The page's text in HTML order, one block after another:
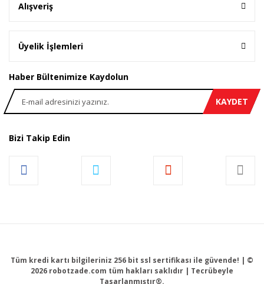
Alışveriş
Üyelik İşlemleri
Haber Bültenimize Kaydolun
KAYDET
Bizi Takip Edin
Tüm kredi kartı bilgileriniz 256 bit ssl sertifikası ile güvende! | ©
2026 robotzade.com tüm hakları saklıdır | Tecrübeyle
Tasarlanmıştır®.